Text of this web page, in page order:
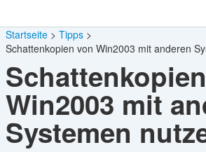
Startseite
Tipps
Schattenkopien von Win2003 mit anderen
Win2003 mit
Systemen